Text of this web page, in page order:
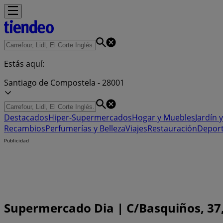
Estás aquí:
Santiago de Compostela - 28001
DestacadosHiper-SupermercadosHogar y MueblesJardín
RecambiosPerfumerías y BellezaViajesRestauración
Publicidad
Supermercado Dia | C/Basquiños,